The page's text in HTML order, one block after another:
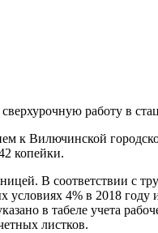
работу в
к Вилючинской
копейки.
В соответствии с
условиях 4% в 2018
в табеле учета
листков.